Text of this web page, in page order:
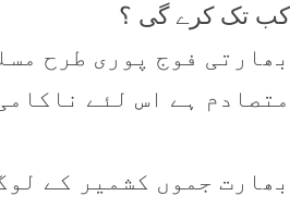
کب تک کرے گی ؟
بھارتی فوج پوری طرح
متصادم ہے اس لئے
بھارت جموں کشمیر کے